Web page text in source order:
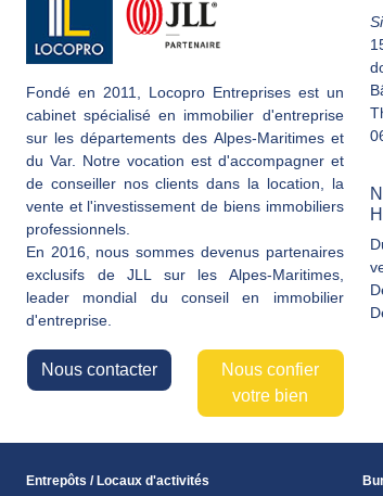
Fondé en 2011, Locopro Entreprises est un
cabinet spécialisé en immobilier d'entreprise
sur les départements des Alpes-Maritimes et
du Var. Notre vocation est d'accompagner et
de conseiller nos clients dans la location, la
vente et l'investissement de biens immobiliers
professionnels.
En 2016, nous sommes devenus partenaires
exclusifs de JLL sur les Alpes-Maritimes,
leader mondial du conseil en immobilier
d'entreprise.
Nous contacter
Nous confier
votre bien
Entrepôts / Locaux d'activités